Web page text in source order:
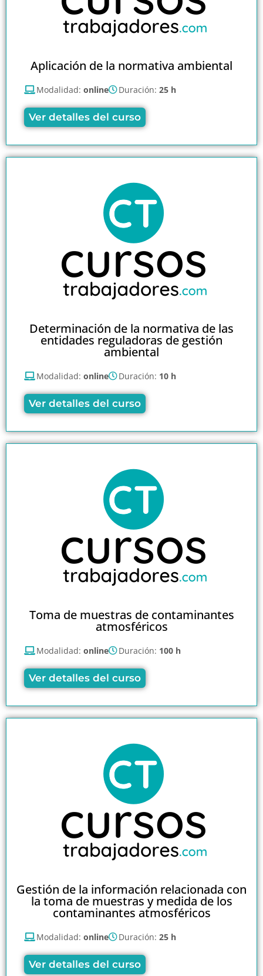
Aplicación de la normativa ambiental
Modalidad: online Duración: 25 h
Ver detalles del curso
Determinación de la normativa de las
entidades reguladoras de gestión
ambiental
Modalidad: online Duración: 10 h
Ver detalles del curso
Toma de muestras de contaminantes
atmosféricos
Modalidad: online Duración: 100 h
Ver detalles del curso
Gestión de la información relacionada con
la toma de muestras y medida de los
contaminantes atmosféricos
Modalidad: online Duración: 25 h
Ver detalles del curso